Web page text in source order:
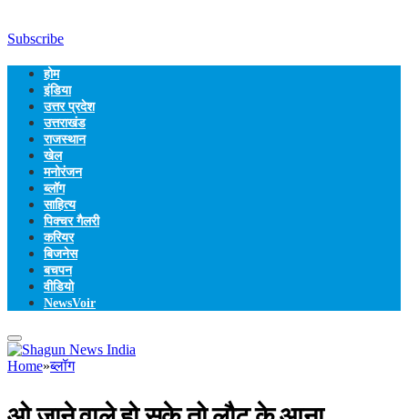
Subscribe
होम
इंडिया
उत्तर प्रदेश
उत्तराखंड
राजस्थान
खेल
मनोरंजन
ब्लॉग
साहित्य
पिक्चर गैलरी
करियर
बिजनेस
बचपन
वीडियो
NewsVoir
Home»ब्लॉग